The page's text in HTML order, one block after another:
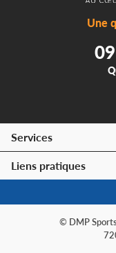
Une
Services
Liens pratiques
© DMP